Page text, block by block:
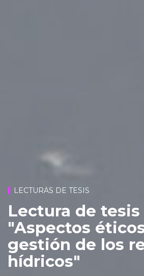
LECTURAS DE TESIS
Lectura de tesis
"Aspectos
gestión de los
hídricos"